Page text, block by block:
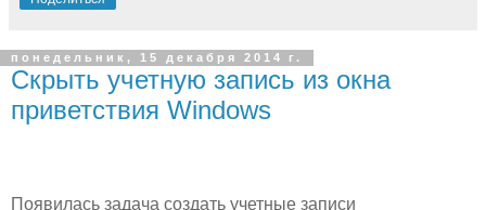
понедельник, 15 декабря 2014 г.
Скрыть учетную запись из окна
приветствия Windows
Появилась задача создать учетные записи